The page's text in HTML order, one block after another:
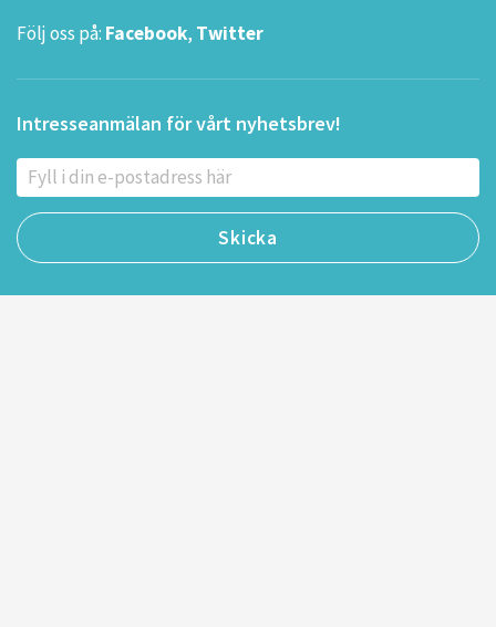
Följ oss på: Facebook, Twitter
Intresseanmälan för vårt nyhetsbrev!